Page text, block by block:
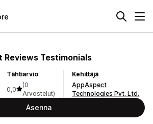
Reviews Testimonials
Tähtiarvio
0,0
(0
Arvostelut)
Kehittäjä
AppAspect
Technologies Pvt. Ltd.
Asenna